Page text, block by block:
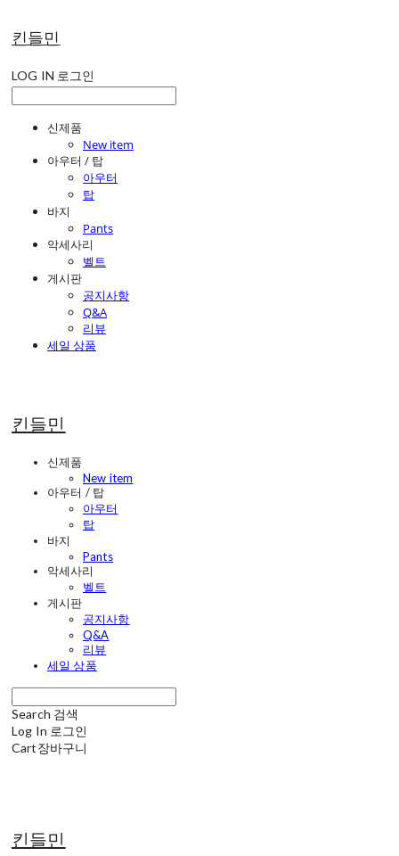
킨들민
LOG IN 로그인
신제품
New item
아우터 / 탑
아우터
탑
바지
Pants
악세사리
벨트
게시판
공지사항
Q&A
리뷰
세일 상품
킨들민
신제품
New item
아우터 / 탑
아우터
탑
바지
Pants
악세사리
벨트
게시판
공지사항
Q&A
리뷰
세일 상품
Search 검색
Log In 로그인
Cart장바구니
킨들민